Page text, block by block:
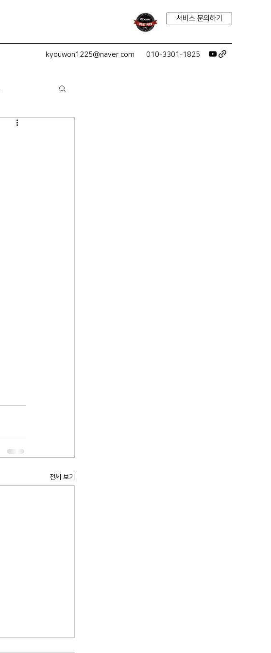
서비스 문의하기
kyouwon1225@naver.com 010-3301-1825
전체 보기